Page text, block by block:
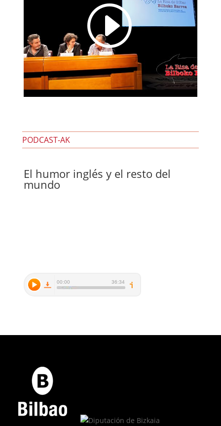
I
PODCAST-AK
El humor inglés y el resto del
mundo